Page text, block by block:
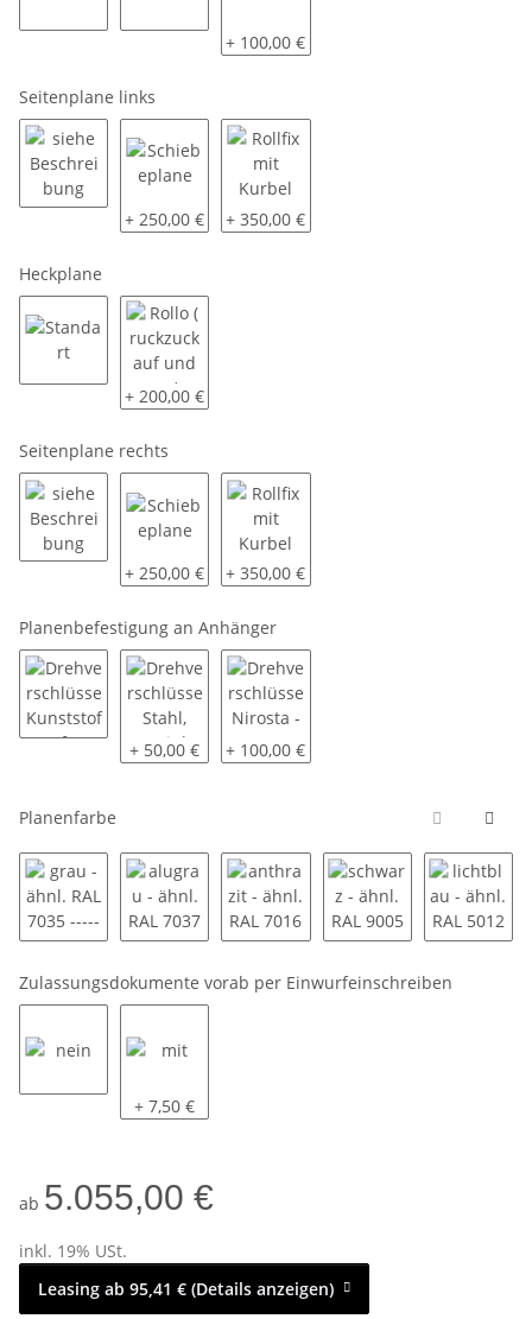
RUND
+ 100,00 €
Seitenplane links
siehe Beschreibung
Schiebeplane
+ 250,00 € Rollfix mit Kurbel
+ 350,00 €
Heckplane
StandartRollo ( ruckzuck auf und zu )
+ 200,00 €
Seitenplane rechts
siehe Beschreibung
Schiebeplane
+ 250,00 € Rollfix mit Kurbel
+ 350,00 €
Planenbefestigung an Anhänger
Drehverschlüsse Kunststoff
Drehverschlüsse Stahl, verzinkt
+ 50,00 € Drehverschlüsse Nirosta - V2A
+ 100,00 €
Planenfarbe
Zulassungsdokumente vorab per Einwurfeinschreiben
mit
+ 7,50 €
ab 5.055,00 €
inkl. 19% USt.
Leasing ab 95,41 € (Details anzeigen)